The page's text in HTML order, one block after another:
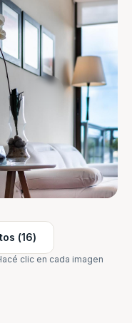
(16)
clic en cada imagen